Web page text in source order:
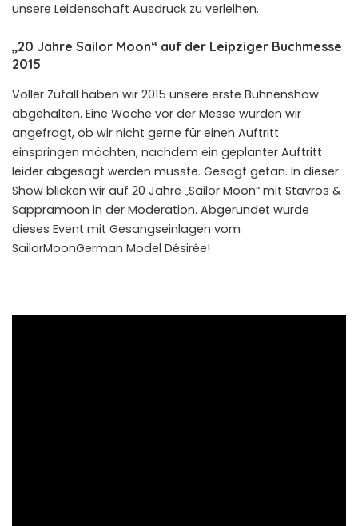
unsere Leidenschaft Ausdruck zu verleihen.
„20 Jahre Sailor Moon“ auf der Leipziger Buchmesse
2015
Voller Zufall haben wir 2015 unsere erste Bühnenshow
abgehalten. Eine Woche vor der Messe wurden wir
angefragt, ob wir nicht gerne für einen Auftritt
einspringen möchten, nachdem ein geplanter Auftritt
leider abgesagt werden musste. Gesagt getan. In dieser
Show blicken wir auf 20 Jahre „Sailor Moon“ mit Stavros &
Sappramoon in der Moderation. Abgerundet wurde
dieses Event mit Gesangseinlagen vom
SailorMoonGerman Model Désirée!